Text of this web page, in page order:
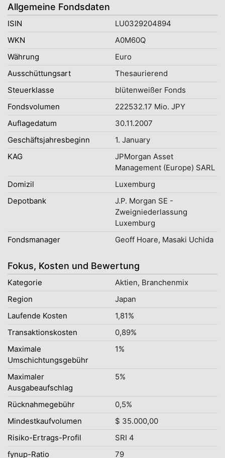
Allgemeine Fondsdaten
ISIN
LU0329204894
WKN
A0M60Q
Währung
Euro
Ausschüttungsart
Thesaurierend
Steuerklasse
blütenweißer Fonds
Fondsvolumen
222532.17 Mio. JPY
Auflagedatum
30.11.2007
Geschäftsjahresbeginn
1. January
KAG
JPMorgan Asset
Management (Europe) SARL
Domizil
Luxemburg
Depotbank
J.P. Morgan SE -
Zweigniederlassung
Luxemburg
Fondsmanager
Geoff Hoare, Masaki Uchida
Fokus, Kosten und Bewertung
Kategorie
Aktien, Branchenmix
Region
Japan
Laufende Kosten
1,81%
Transaktionskosten
0,89%
Maximale
Umschichtungsgebühr
1%
Maximaler
Ausgabeaufschlag
5%
Rücknahmegebühr
0,5%
Mindestkaufvolumen
$ 35.000,00
Risiko-Ertrags-Profil
SRI 4
fynup-Ratio
79